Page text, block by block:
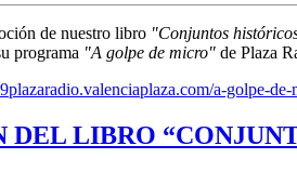
de nuestro libro "Conjuntos
programa "A golpe de micro" de Plaza
a-golpe-
DEL LIBRO